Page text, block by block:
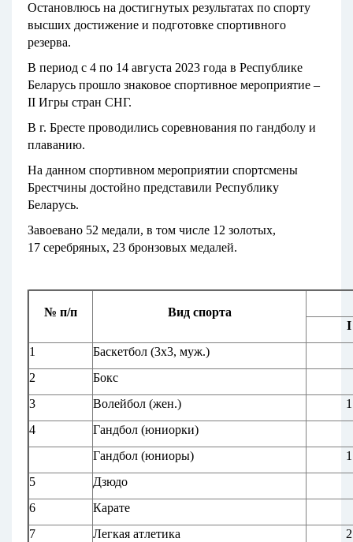
Остановлюсь на достигнутых результатах по спорту
высших достижение и подготовке спортивного
резерва.
В период с 4 по 14 августа 2023 года в Республике
Беларусь прошло знаковое спортивное мероприятие –
II Игры стран СНГ.
В г. Бресте проводились соревнования по гандболу и
плаванию.
На данном спортивном мероприятии спортсмены
Брестчины достойно представили Республику
Беларусь.
Завоевано 52 медали, в том числе 12 золотых,
17 серебряных, 23 бронзовых медалей.
№ п/п
Вид спорта
I
1
Баскетбол (3х3, муж.)
2
Бокс
3
Волейбол (жен.)
1
4
Гандбол (юниорки)
Гандбол (юниоры)
1
5
Дзюдо
6
Карате
7
Легкая атлетика
2